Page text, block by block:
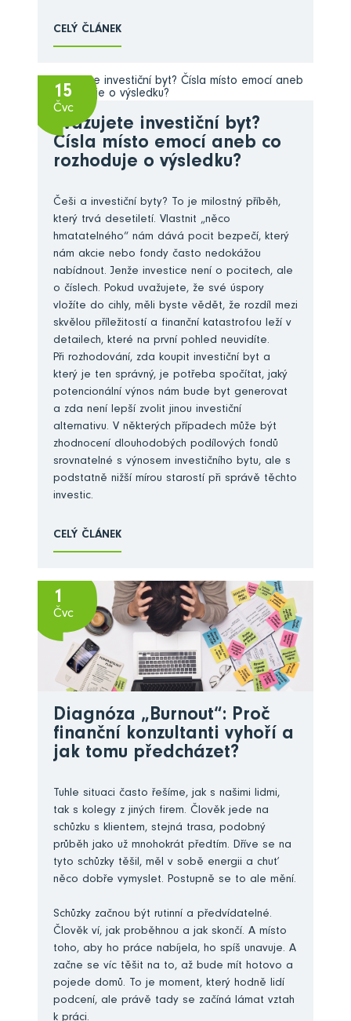
CELÝ ČLÁNEK
15
Čvc
Zvažujete investiční byt?
Čísla místo emocí aneb co
rozhoduje o výsledku?
Češi a investiční byty? To je milostný příběh,
který trvá desetiletí. Vlastnit „něco
hmatatelného“ nám dává pocit bezpečí, který
nám akcie nebo fondy často nedokážou
nabídnout. Jenže investice není o pocitech, ale
o číslech. Pokud uvažujete, že své úspory
vložíte do cihly, měli byste vědět, že rozdíl mezi
skvělou příležitostí a finanční katastrofou leží v
detailech, které na první pohled neuvidíte.
Při rozhodování, zda koupit investiční byt a
který je ten správný, je potřeba spočítat, jaký
potencionální výnos nám bude byt generovat
a zda není lepší zvolit jinou investiční
alternativu. V některých případech může být
zhodnocení dlouhodobých podílových fondů
srovnatelné s výnosem investičního bytu, ale s
podstatně nižší mírou starostí při správě těchto
investic.
CELÝ ČLÁNEK
1
Čvc
Diagnóza „Burnout“: Proč
finanční konzultanti vyhoří a
jak tomu předcházet?
Tuhle situaci často řešíme, jak s našimi lidmi,
tak s kolegy z jiných firem. Člověk jede na
schůzku s klientem, stejná trasa, podobný
průběh jako už mnohokrát předtím. Dříve se na
tyto schůzky těšil, měl v sobě energii a chuť
něco dobře vymyslet. Postupně se to ale mění.
Schůzky začnou být rutinní a předvídatelné.
Člověk ví, jak proběhnou a jak skončí. A místo
toho, aby ho práce nabíjela, ho spíš unavuje. A
začne se víc těšit na to, až bude mít hotovo a
pojede domů. To je moment, který hodně lidí
podcení, ale právě tady se začíná lámat vztah
k práci.